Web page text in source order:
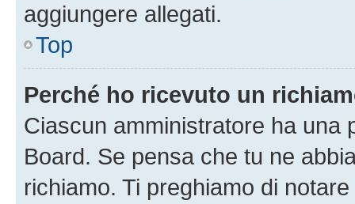
aggiungere allegati.
Top
Perché ho ricevuto un
Ciascun amministratore ha una
Board. Se pensa che tu ne
richiamo. Ti preghiamo di